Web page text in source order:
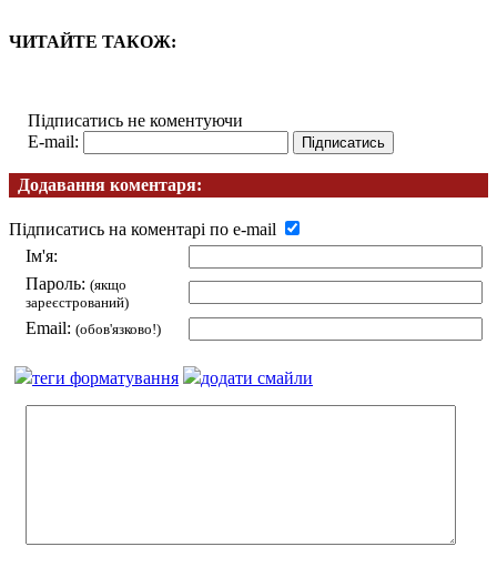
ЧИТАЙТЕ ТАКОЖ:
Підписатись не коментуючи
E-mail:
Додавання коментаря:
Підписатись на коментарі по e-mail
Ім'я:
Пароль: (якщо
зареєстрований)
Email: (обов'язково!)
теги форматування додати смайли